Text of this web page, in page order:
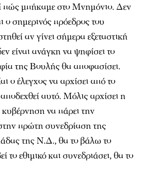
πώς μπήκαμε στο Μνημόνιο. Δεν
ο σημερινός πρόεδρος του
αν γίνει σήμερα εξεταστική
είναι ανάγκη να ψηφίσει το
της Βουλής θα αποφασίσει.
ο έλεγχος να αρχίσει από το
αποδεχθεί αυτό. Μόλις αρχίσει η
κυβέρνηση να πάρει την
πρώτη συνεδρίαση της
της Ν.Δ., θα το βάλω το
το εθιμικό και συνεδριάσει, θα το